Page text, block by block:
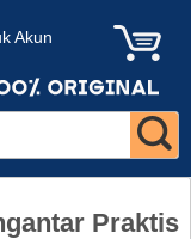
Akun
Praktis